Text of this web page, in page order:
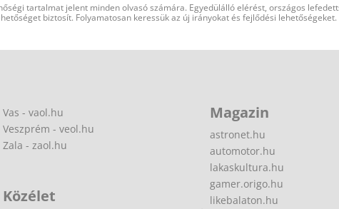
tartalmat jelent minden olvasó számára. Egyedülálló elérést, országos
biztosít. Folyamatosan keressük az új irányokat és fejlődési lehetőségeket.
Vas - vaol.hu
Veszprém - veol.hu
Zala - zaol.hu
Közélet
Magazin
astronet.hu
automotor.hu
lakaskultura.hu
gamer.origo.hu
likebalaton.hu